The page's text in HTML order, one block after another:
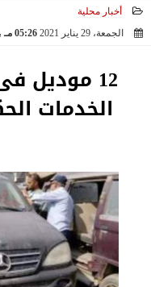
أخبار محلية
الجمعة، 29 يناير 2021
05:26 مـ
12 موديل